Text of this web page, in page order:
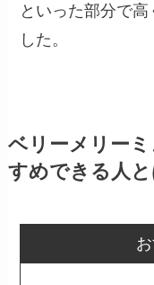
といった部分で
した。
ベリーメリー
すめできる人と